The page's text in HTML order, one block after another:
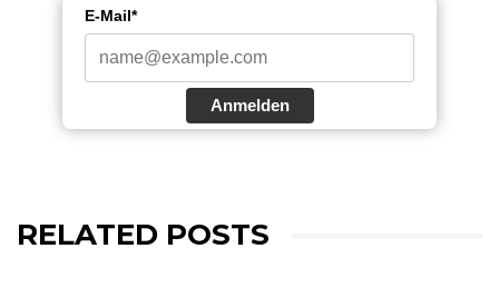
E-Mail*
Anmelden
RELATED POSTS